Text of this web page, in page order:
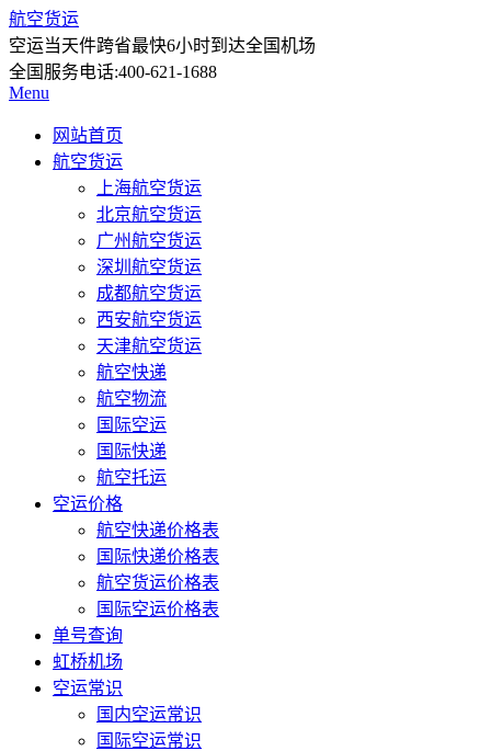
航空货运
空运当天件跨省最快6小时到达全国机场
全国服务电话:400-621-1688
Menu
网站首页
航空货运
上海航空货运
北京航空货运
广州航空货运
深圳航空货运
成都航空货运
西安航空货运
天津航空货运
航空快递
航空物流
国际空运
国际快递
航空托运
空运价格
航空快递价格表
国际快递价格表
航空货运价格表
国际空运价格表
单号查询
虹桥机场
空运常识
国内空运常识
国际空运常识